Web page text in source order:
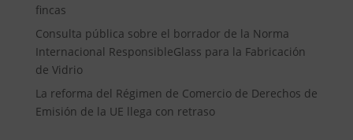
fincas
Consulta pública sobre el borrador de la Norma
Internacional ResponsibleGlass para la Fabricación
de Vidrio
La reforma del Régimen de Comercio de Derechos de
Emisión de la UE llega con retraso